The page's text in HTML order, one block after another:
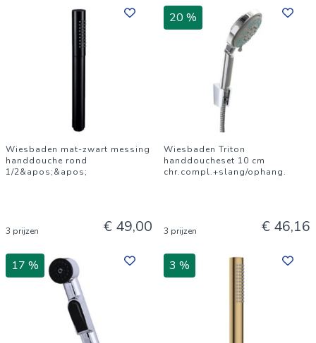
Wiesbaden mat-zwart messing
handdouche rond
1/2&apos;&apos;
3 prijzen € 49,00
20 %
Wiesbaden Triton
handdoucheset 10 cm
chr.compl.+slang/ophang.
3 prijzen € 46,16
17 % 3 %